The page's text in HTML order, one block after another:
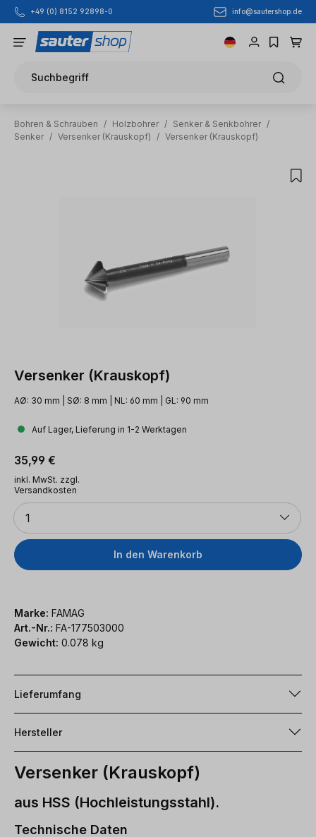
Zum Hauptinhalt springen
+49 (0) 8152 92898-0 info@sautershop.de
Suchbegriff
Bohren & Schrauben / Holzbohrer / Senker & Senkbohrer /
Senker / Versenker (Krauskopf) / Versenker (Krauskopf)
Versenker (Krauskopf)
AØ: 30 mm | SØ: 8 mm | NL: 60 mm | GL: 90 mm
Auf Lager, Lieferung in 1-2 Werktagen
Regulärer Preis:
35,99 €
inkl. MwSt. zzgl.
Versandkosten
Anzahl
1
In den Warenkorb
Marke: FAMAG
Art.-Nr.: FA-177503000
Gewicht: 0.078 kg
Lieferumfang
Hersteller
Versenker (Krauskopf)
aus HSS (Hochleistungsstahl).
Technische Daten